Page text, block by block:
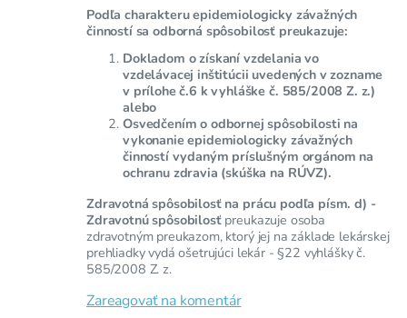
Podľa charakteru epidemiologicky závažných
činností sa odborná spôsobilosť preukazuje:
Dokladom o získaní vzdelania vo
vzdelávacej inštitúcii uvedených v zozname
v prílohe č.6 k vyhláške č. 585/2008 Z. z.)
alebo
Osvedčením o odbornej spôsobilosti na
vykonanie epidemiologicky závažných
činností vydaným príslušným orgánom na
ochranu zdravia (skúška na RÚVZ).
Zdravotná spôsobilosť na prácu podľa písm. d) -
Zdravotnú spôsobilosťpreukazuje osoba
zdravotným preukazom, ktorý jej na základe lekárskej
prehliadky vydá ošetrujúci lekár - §22 vyhlášky č.
585/2008 Z. z.
Zareagovať na komentár